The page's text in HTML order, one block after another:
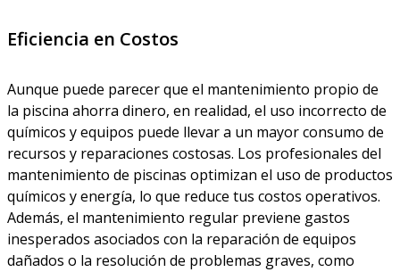
Eficiencia en Costos
Aunque puede parecer que el mantenimiento propio de
la piscina ahorra dinero, en realidad, el uso incorrecto de
químicos y equipos puede llevar a un mayor consumo de
recursos y reparaciones costosas. Los profesionales del
mantenimiento de piscinas optimizan el uso de productos
químicos y energía, lo que reduce tus costos operativos.
Además, el mantenimiento regular previene gastos
inesperados asociados con la reparación de equipos
dañados o la resolución de problemas graves, como